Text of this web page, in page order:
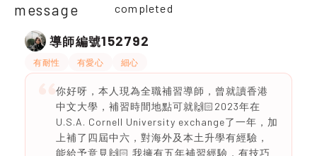
message
completed
導師編號152792
有耐性 有愛心 細心
你好呀，本人現為全職補習導師，曾就讀香港
中文大學，補習時間地點可就🙌🏻2023年在
U.S.A. Cornell University exchange了一年，加
上補了四屆中六，對海外及本土升學有經驗，
能給予意見🙌🏻 我擁有五年補習經驗，有技巧